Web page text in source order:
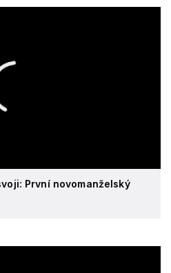
První novomanželský